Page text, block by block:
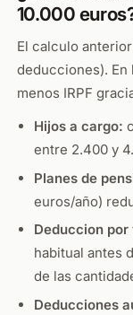
10.000
El calculo
deducciones). En
menos IRPF
Hijos a cargo:
entre 2.400 y
Planes de
euros/año)
Deduccion
habitual antes
de las
Deducciones